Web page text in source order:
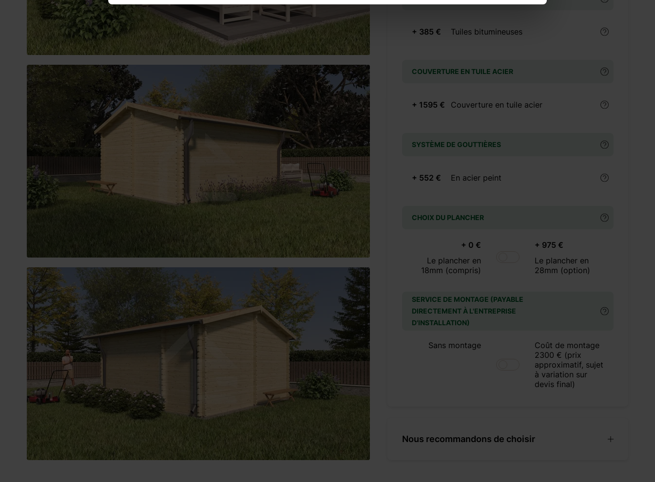
+ 385 € Tuiles bitumineuses
COUVERTURE EN TUILE ACIER
+ 1595 € Couverture en tuile acier
SYSTÈME DE GOUTTIÈRES
+ 552 € En acier peint
CHOIX DU PLANCHER
+ 0 €
Le plancher en
18mm (compris)
+ 975 €
Le plancher en
28mm (option)
SERVICE DE MONTAGE (PAYABLE
DIRECTEMENT À L'ENTREPRISE
D'INSTALLATION)
Sans montage
Coût de montage
2300 € (prix
approximatif, sujet
à variation sur
devis final)
Nous recommandons de choisir